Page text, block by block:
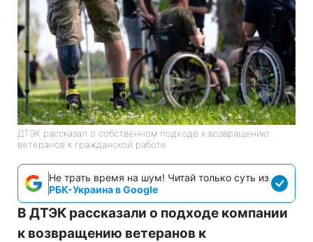
ДТЭК рассказал о собственном подходе к возвращению
ветеранов к гражданской работе
Не трать время на шум! Читай только суть из
РБК-Украина в Google
В ДТЭК рассказали о подходе компании
к возвращению ветеранов к